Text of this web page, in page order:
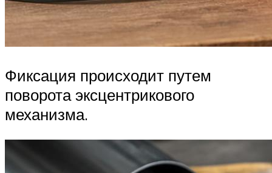
Фиксация происходит путем
поворота эксцентрикового
механизма.